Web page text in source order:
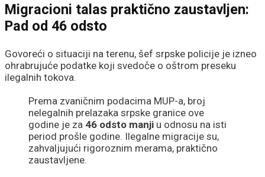
Migracioni talas praktično zaustavljen:
Pad od 46 odsto
Govoreći o situaciji na terenu, šef srpske policije je izneo
ohrabrujuće podatke koji svedoče o oštrom preseku
ilegalnih tokova.
Prema zvaničnim podacima MUP-a, broj
nelegalnih prelazaka srpske granice ove
godine je za 46 odsto manji u odnosu na isti
period prošle godine. Ilegalne migracije su,
zahvaljujući rigoroznim merama, praktično
zaustavljene.